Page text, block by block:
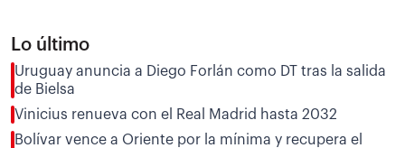
Lo último
Uruguay anuncia a Diego Forlán como DT tras la salida
de Bielsa
Vinicius renueva con el Real Madrid hasta 2032
Bolívar vence a Oriente por la mínima y recupera el